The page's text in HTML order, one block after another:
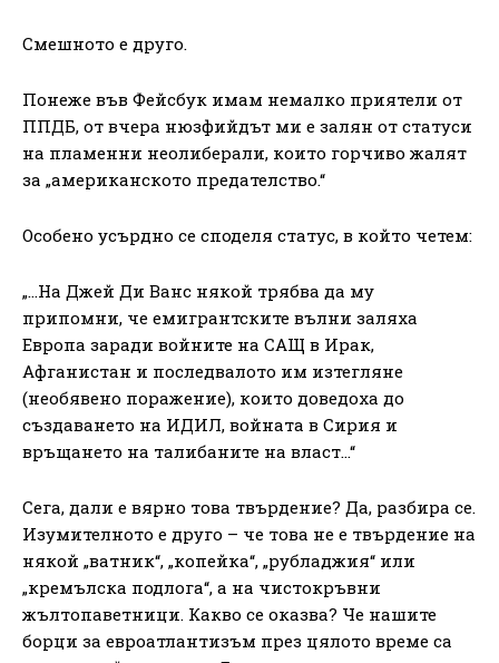
Смешното е друго.
Понеже във Фейсбук имам немалко приятели от
ППДБ, от вчера нюзфийдът ми е залян от статуси
на пламенни неолиберали, които горчиво жалят
за „американското предателство.“
Особено усърдно се споделя статус, в който четем:
„…На Джей Ди Ванс някой трябва да му
припомни, че емигрантските вълни заляха
Европа заради войните на САЩ в Ирак,
Афганистан и последвалото им изтегляне
(необявено поражение), които доведоха до
създаването на ИДИЛ, войната в Сирия и
връщането на талибаните на власт…“
Сега, дали е вярно това твърдение? Да, разбира се.
Изумителното е друго – че това не е твърдение на
някой „ватник“, „копейка“, „рубладжия“ или
„кремълска подлога“, а на чистокръвни
жълтопаветници. Какво се оказва? Че нашите
борци за евроатлантизъм през цялото време са